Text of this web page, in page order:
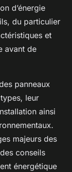
d’énergie
du particulier
et
avant de
panneaux
leur
ainsi
majeurs des
conseils
énergétique